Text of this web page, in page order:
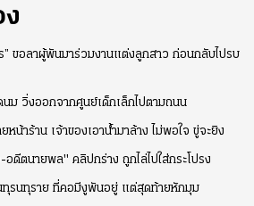
” ขอลาผู้พันมาร่วมงานแต่งลูกสาว ก่อนกลับไปรบ
นม วิ่งออกจากศูนย์เด็กเล็กไปตามถนน
หน้าร้าน เจ้าของเอาน้ำมาล้าง ไม่พอใจ ขู่จะยิง
ดีตนายพล" คลิปกร่าง ถูกไล่ไปใส่กระโปรง
ทุรนทุราย ที่คอมีงูพันอยู่ แต่สุดท้ายหักมุม